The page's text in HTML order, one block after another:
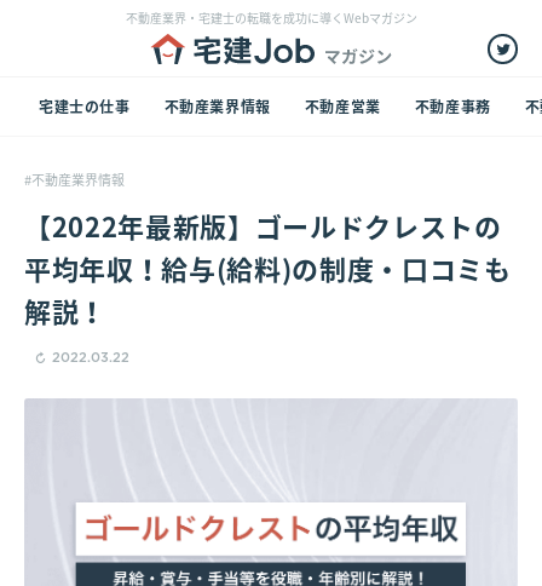
不動産業界・宅建士の転職を成功に導くWebマガジン
宅建士の仕事 不動産業界情報 不動産営業 不動産事務
不動産業界情報
【2022年最新版】ゴールドクレストの
平均年収！給与(給料)の制度・口コミも
解説！
2022.03.22